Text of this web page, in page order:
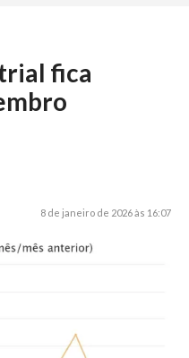
fica
8 de janeiro de 2026 às 16:07